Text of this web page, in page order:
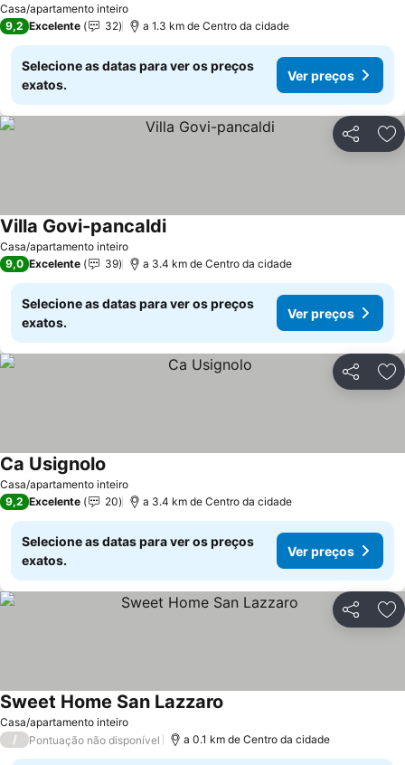
Casa/apartamento inteiro
9,2 Excelente 32 a 1.3 km de Centro da cidade
Selecione as datas para ver os preços
exatos.
Ver preços
Partilhar
Casa/apartamento inteiro
Villa Govi-pancaldi
9,0 Excelente 39 a 3.4 km de Centro da cidade
Selecione as datas para ver os preços
exatos.
Ver preços
Partilhar
Casa/apartamento inteiro
Ca Usignolo
9,2 Excelente 20 a 3.4 km de Centro da cidade
Selecione as datas para ver os preços
exatos.
Ver preços
Partilhar
Casa/apartamento inteiro
Sweet Home San Lazzaro
/ Pontuação não disponível a 0.1 km de Centro da cidade